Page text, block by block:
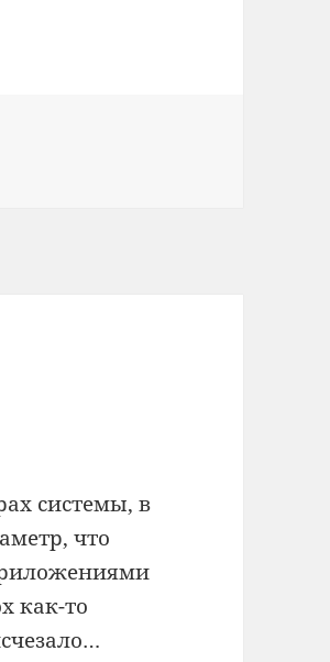
системы, в
что
как-то